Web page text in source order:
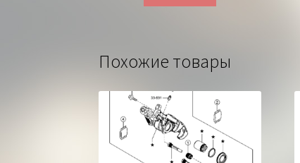
Похожие товары